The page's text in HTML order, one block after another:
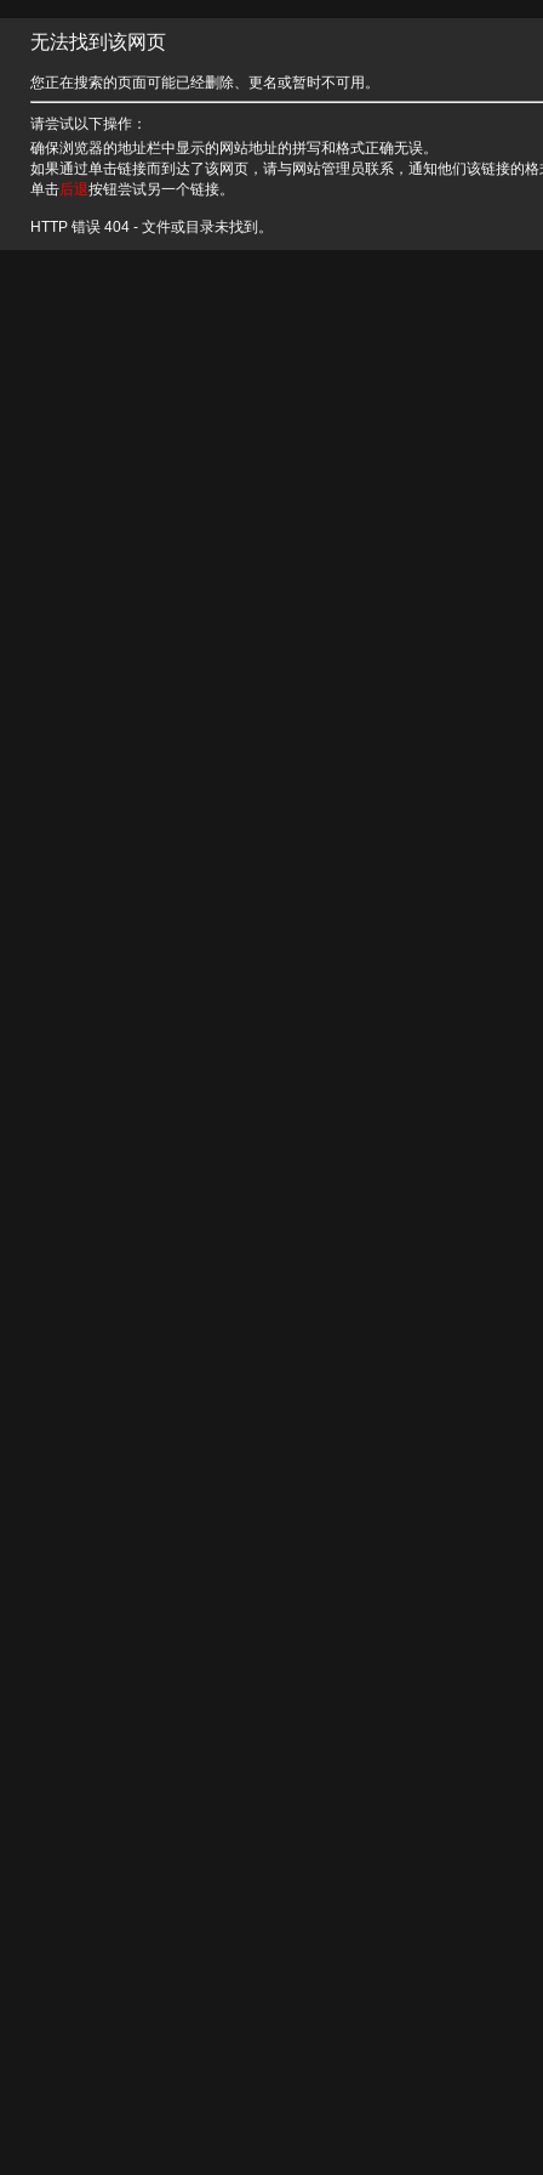
无法找到该网页
您正在搜索的页面可能已经删除、更名或暂时不可用。
请尝试以下操作：
确保浏览器的地址栏中显示的网站地址的拼写和格式正确无误。
如果通过单击链接而到达了该网页，请与网站管理员联系，通知他们该链接的
单击后退按钮尝试另一个链接。
HTTP 错误 404 - 文件或目录未找到。